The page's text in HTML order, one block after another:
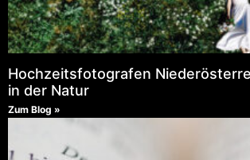
Hochzeitsfotografen
in der Natur
Zum Blog »